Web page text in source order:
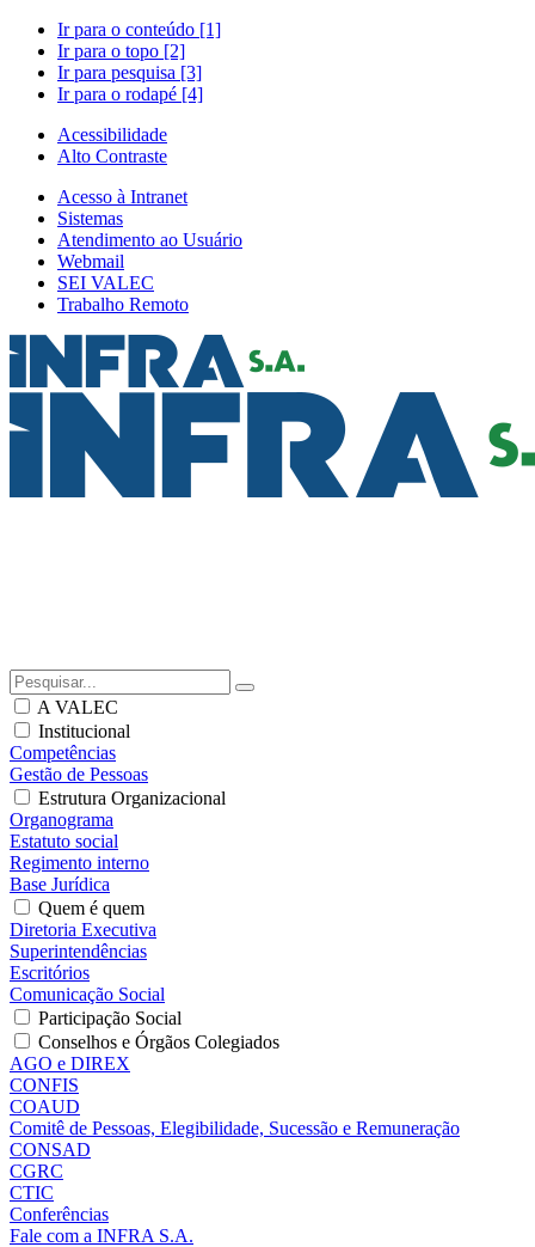
Ir para o conteúdo [1]
Ir para o topo [2]
Ir para pesquisa [3]
Ir para o rodapé [4]
Acessibilidade
Alto Contraste
Acesso à Intranet
Sistemas
Atendimento ao Usuário
Webmail
SEI VALEC
Trabalho Remoto
A VALEC
Institucional
Competências
Gestão de Pessoas
Estrutura Organizacional
Organograma
Estatuto social
Regimento interno
Base Jurídica
Quem é quem
Diretoria Executiva
Superintendências
Escritórios
Comunicação Social
Participação Social
Conselhos e Órgãos Colegiados
AGO e DIREX
CONFIS
COAUD
Comitê de Pessoas, Elegibilidade, Sucessão e Remuneração
CONSAD
CGRC
CTIC
Conferências
Fale com a INFRA S.A.